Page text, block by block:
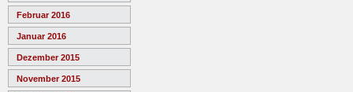
Februar 2016
Januar 2016
Dezember 2015
November 2015